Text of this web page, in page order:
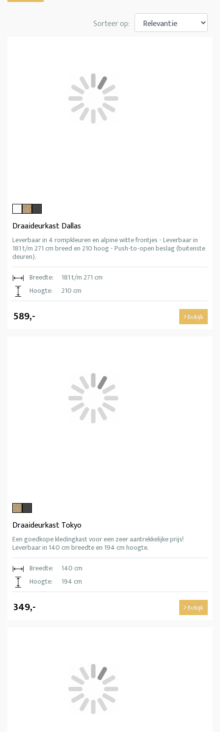
Sorteer op:
Draaideurkast Dallas
Leverbaar in 4 rompkleuren en alpine witte frontjes - Leverbaar in
181 t/m 271 cm breed en 210 hoog - Push-to-open beslag (buitenste
deuren).
Breedte:
181 t/m 271 cm
Hoogte:
210 cm
589,- Bekijk
Draaideurkast Tokyo
Een goedkope kledingkast voor een zeer aantrekkelijke prijs!
Leverbaar in 140 cm breedte en 194 cm hoogte.
Breedte:
140 cm
Hoogte:
194 cm
349,- Bekijk